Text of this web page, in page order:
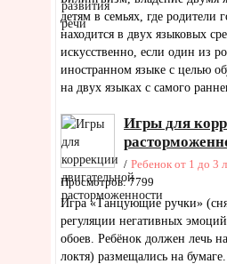
детям в семьях, где родители
находится в двух языковых
искусственно, если один из
иностранном языке с целью
на двух языках с самого
Игры для
/ Ребенок от 1 до 3
Просмотров: 7799
Игра «Танцующие ручки»
регуляции негативных
обоев. Ребёнок должен лечь
локтя) размещались на